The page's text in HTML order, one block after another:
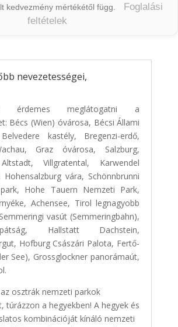
kedvezmény mértékétől függ.
Foglalási
feltételek
nevezetességei,
érdemes meglátogatni a
Bécs (Wien) óvárosa, Bécsi Állami
kastély, Bregenzi-erdő,
Graz óvárosa, Salzburg,
Villgratental, Karwendel
Hohensalzburg vára, Schönnbrunni
Hohe Tauern Nemzeti Park,
Achensee, Tirol legnagyobb
vasút (Semmeringbahn),
Hallstatt Dachstein,
Hofburg Császári Palota, Fertő-
See), Grossglockner panorámaút,
osztrák nemzeti parkok
túrázzon a hegyekben! A hegyek és
kombinációját kínáló nemzeti